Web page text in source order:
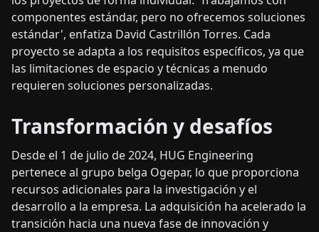
componentes estándar, pero no ofrecemos soluciones
estándar', enfatiza David Castrillón Torres. Cada
proyecto se adapta a los requisitos específicos, ya que
las limitaciones de espacio y técnicas a menudo
requieren soluciones personalizadas.
Transformación y desafíos
Desde el 1 de julio de 2024, HUG Engineering
pertenece al grupo belga Ogepar, lo que proporciona
recursos adicionales para la investigación y el
desarrollo a la empresa. La adquisición ha acelerado la
transición hacia una nueva fase de innovación y